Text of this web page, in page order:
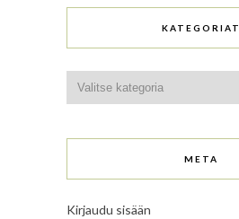
KATEGORIAT
META
Kirjaudu sisään